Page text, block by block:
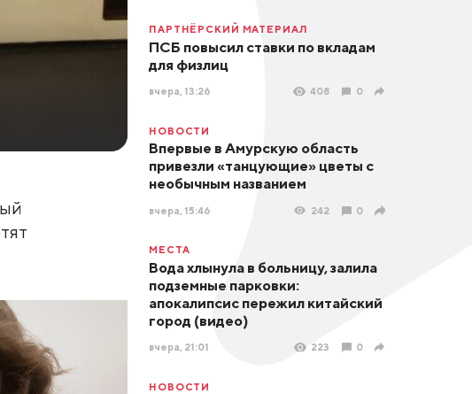
ПАРТНЁРСКИЙ МАТЕРИАЛ
ПСБ повысил ставки по вкладам
для физлиц
вчера, 13:26 408 0
НОВОСТИ
Впервые в Амурскую область
привезли «танцующие» цветы с
необычным названием
вчера, 15:46 242 0
МЕСТА
Вода хлынула в больницу, залила
подземные парковки:
апокалипсис пережил китайский
город (видео)
вчера, 21:01 223 0
НОВОСТИ